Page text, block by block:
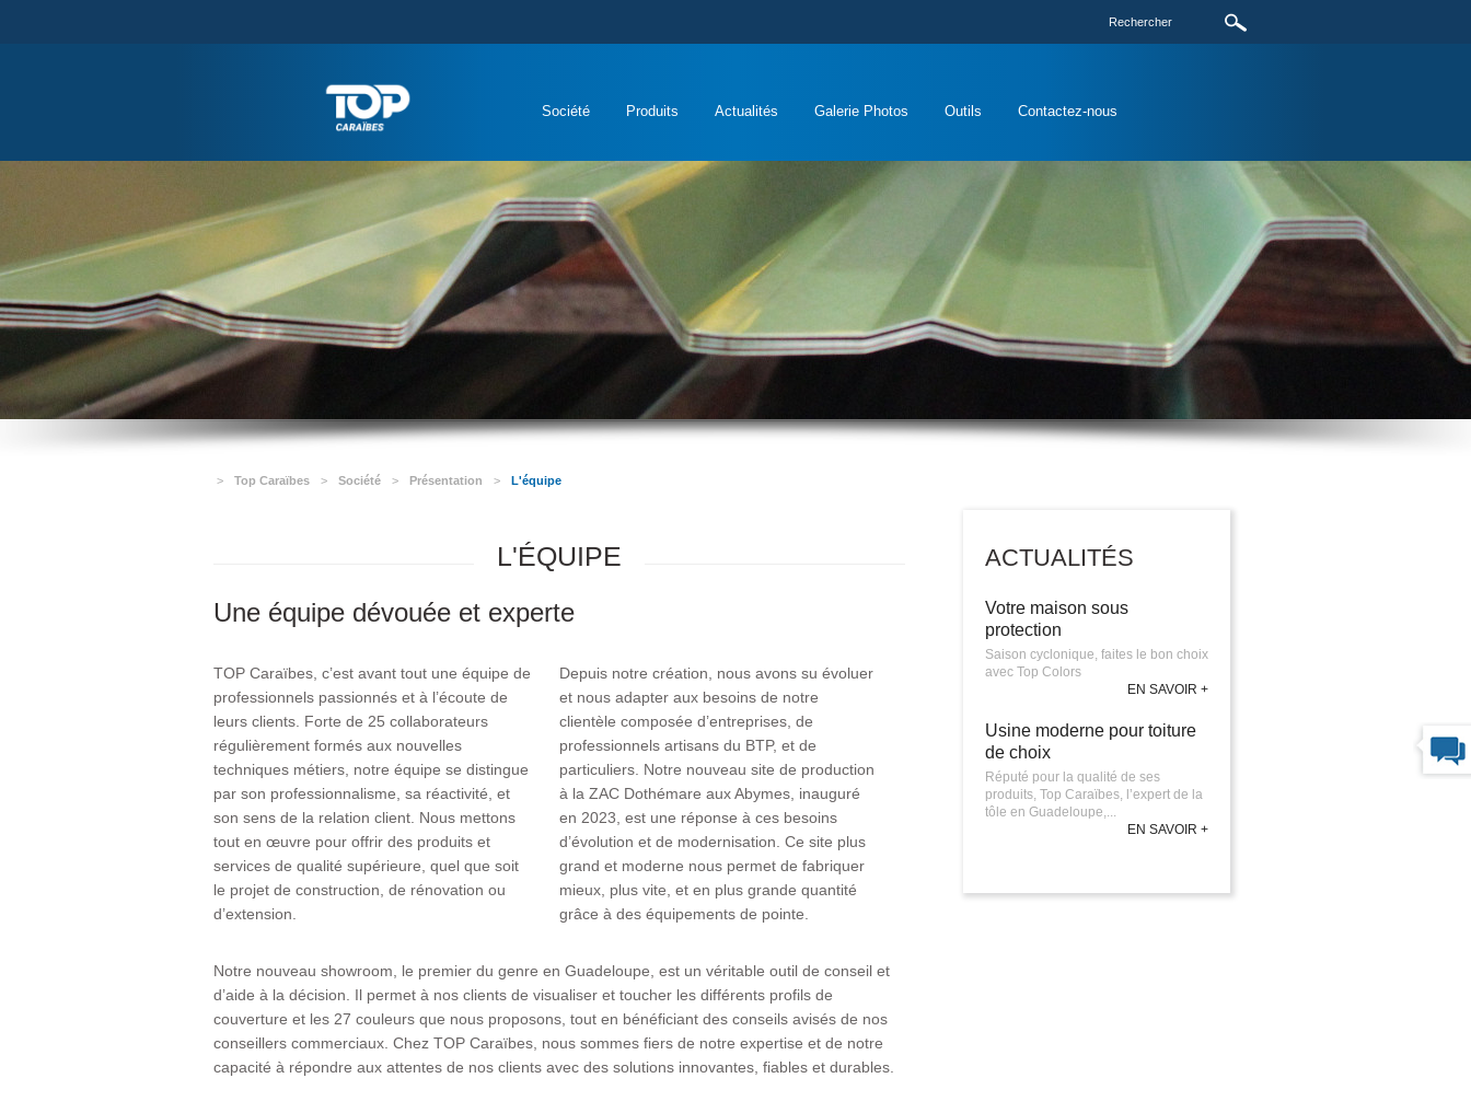
Société Produits Actualités Galerie Photos Outils Contactez-nous
> Top Caraïbes > Société > Présentation > L'équipe
L'ÉQUIPE
Une équipe dévouée et experte
TOP Caraïbes, c’est avant tout une équipe de
professionnels passionnés et à l’écoute de
leurs clients. Forte de 25 collaborateurs
régulièrement formés aux nouvelles
techniques métiers, notre équipe se distingue
par son professionnalisme, sa réactivité, et
son sens de la relation client. Nous mettons
tout en œuvre pour offrir des produits et
services de qualité supérieure, quel que soit
le projet de construction, de rénovation ou
d’extension.
Depuis notre création, nous avons su évoluer
et nous adapter aux besoins de notre
clientèle composée d’entreprises, de
professionnels artisans du BTP, et de
particuliers. Notre nouveau site de production
à la ZAC Dothémare aux Abymes, inauguré
en 2023, est une réponse à ces besoins
d’évolution et de modernisation. Ce site plus
grand et moderne nous permet de fabriquer
mieux, plus vite, et en plus grande quantité
grâce à des équipements de pointe.
Notre nouveau showroom, le premier du genre en Guadeloupe, est un véritable outil de conseil et
d’aide à la décision. Il permet à nos clients de visualiser et toucher les différents profils de
couverture et les 27 couleurs que nous proposons, tout en bénéficiant des conseils avisés de nos
conseillers commerciaux. Chez TOP Caraïbes, nous sommes fiers de notre expertise et de notre
capacité à répondre aux attentes de nos clients avec des solutions innovantes, fiables et durables.
ACTUALITÉS
Votre maison sous
protection
Saison cyclonique, faites le bon choix
avec Top Colors
EN SAVOIR +
Usine moderne pour toiture
de choix
Réputé pour la qualité de ses
produits, Top Caraïbes, l’expert de la
tôle en Guadeloupe,...
EN SAVOIR +